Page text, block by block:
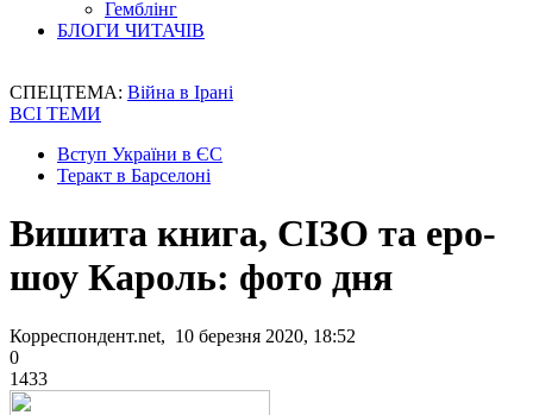
Гемблінг
БЛОГИ ЧИТАЧІВ
СПЕЦТЕМА: Війна в Ірані
ВСІ ТЕМИ
Вступ України в ЄС
Теракт в Барселоні
Вишита книга, СІЗО та еро-
шоу Кароль: фото дня
Корреспондент.net, 10 березня 2020, 18:52
0
1433